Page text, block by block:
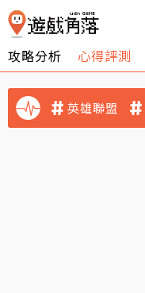
攻略分析 心得評測
英雄聯盟